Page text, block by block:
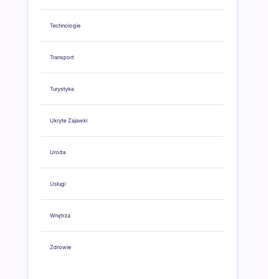
Technologie
Transport
Turystyka
Ukryte Zajawki
Uroda
Usługi
Wnętrza
Zdrowie